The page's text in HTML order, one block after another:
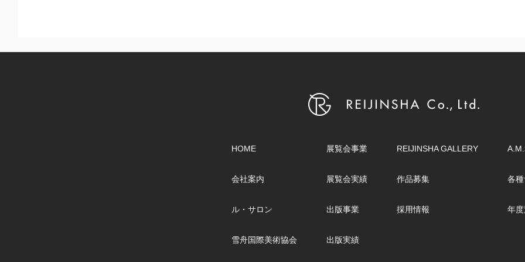
HOME
会社案内
ル・サロン
雪舟国際美術協会
展覧会事業
展覧会実績
出版事業
出版実績
REIJINSHA GALLERY
作品募集
採用情報
各種
年